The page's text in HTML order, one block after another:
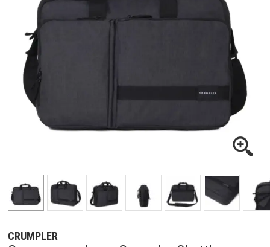
CRUMPLER